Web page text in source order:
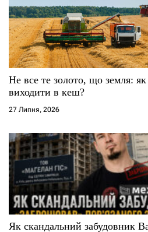
Не все те золото, що земля: як
виходити в кеш?
27 Липня, 2026
Як скандальний забудовник